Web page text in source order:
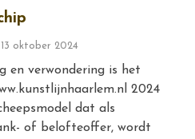
oktober 2024
en verwondering is het
2024
dat als
of belofteoffer, wordt